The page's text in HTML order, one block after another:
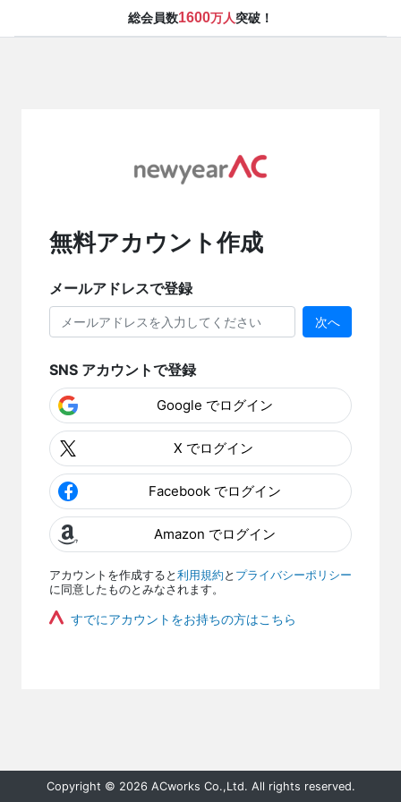
総会員数1600万人突破！
無料アカウント作成
メールアドレスで登録
次へ
SNS アカウントで登録
Google でログイン
X でログイン
Facebook でログイン
Amazon でログイン
アカウントを作成すると 利用規約 と プライバシーポリシー
に同意したものとみなされます。
すでにアカウントをお持ちの方はこちら
Copyright © 2026 ACworks Co.,Ltd. All rights reserved.